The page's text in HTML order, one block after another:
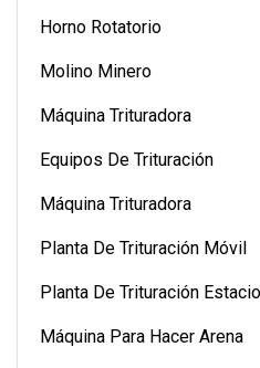
Horno Rotatorio
Molino Minero
Máquina Trituradora
Equipos De Trituración
Máquina Trituradora
Planta De Trituración Móvil
Planta De Trituración
Máquina Para Hacer Arena